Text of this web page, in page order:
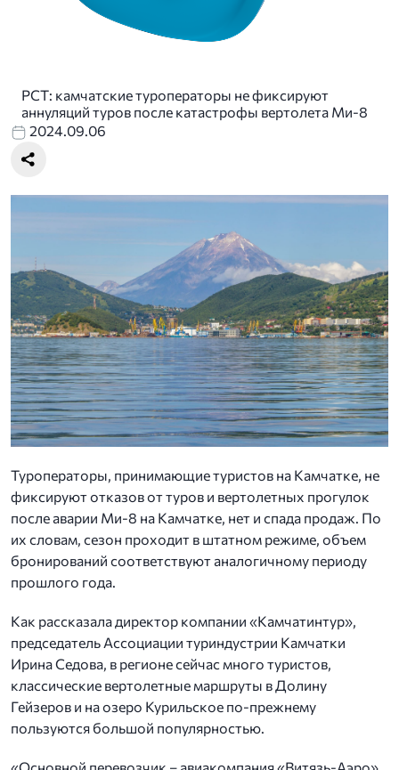
РСТ: камчатские туроператоры не фиксируют
аннуляций туров после катастрофы вертолета Ми-8
2024.09.06
Туроператоры, принимающие туристов на Камчатке, не
фиксируют отказов от туров и вертолетных прогулок
после аварии Ми-8 на Камчатке, нет и спада продаж. По
их словам, сезон проходит в штатном режиме, объем
бронирований соответствуют аналогичному периоду
прошлого года.
Как рассказала директор компании «Камчатинтур»,
председатель Ассоциации туриндустрии Камчатки
Ирина Седова, в регионе сейчас много туристов,
классические вертолетные маршруты в Долину
Гейзеров и на озеро Курильское по-прежнему
пользуются большой популярностью.